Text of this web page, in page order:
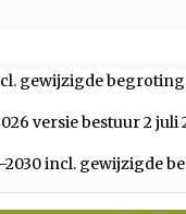
gewijzigde
versie bestuur 2 juli
incl. gewijzigde